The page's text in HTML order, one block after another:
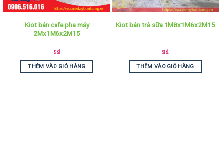
Kiot bán cafe pha máy
2Mx1M6x2M15
9₫
THÊM VÀO GIỎ HÀNG
Kiot bán trà sữa 1M8x1M6x2M15
9₫
THÊM VÀO GIỎ HÀNG